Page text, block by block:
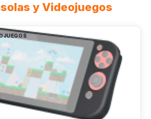
y Videojuegos